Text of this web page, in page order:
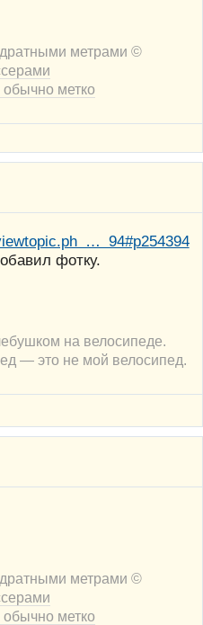
метрами ©
метко
… 94#p254394
фотку.
на велосипеде.
— это не мой велосипед.
метрами ©
метко